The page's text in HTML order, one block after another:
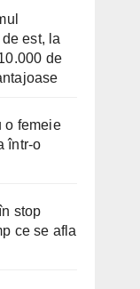
est, la
de
o femeie
într-o
stop
ce se afla